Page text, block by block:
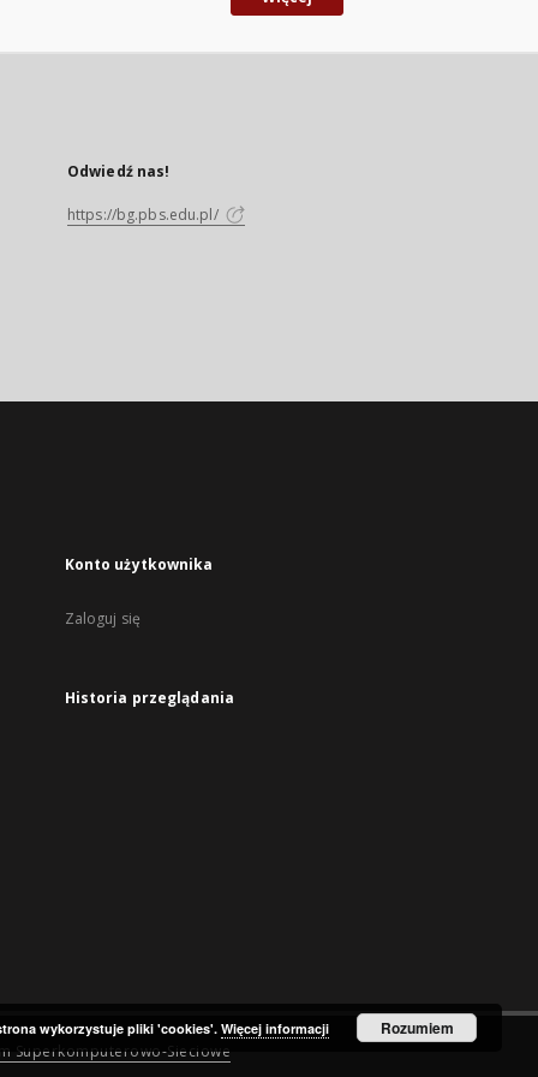
Odwiedź nas!
https://bg.pbs.edu.pl/
Konto użytkownika
Zaloguj się
Historia przeglądania
Superkomputerowo-Sieciowe
wykorzystuje pliki 'cookies'.Więcej informacji Rozumiem